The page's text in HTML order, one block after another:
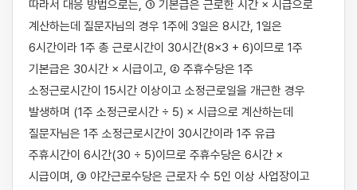
따라서 대응 방법으로는, ① 기본급은 근로한 시간 × 시급으로
계산하는데 질문자님의 경우 1주에 3일은 8시간, 1일은
6시간이라 1주 총 근로시간이 30시간(8×3 + 6)이므로 1주
기본급은 30시간 × 시급이고, ② 주휴수당은 1주
소정근로시간이 15시간 이상이고 소정근로일을 개근한 경우
발생하며 (1주 소정근로시간 ÷ 5) × 시급으로 계산하는데
질문자님은 1주 소정근로시간이 30시간이라 1주 유급
주휴시간이 6시간(30 ÷ 5)이므로 주휴수당은 6시간 ×
시급이며, ③ 야간근로수당은 근로자 수 5인 이상 사업장이고